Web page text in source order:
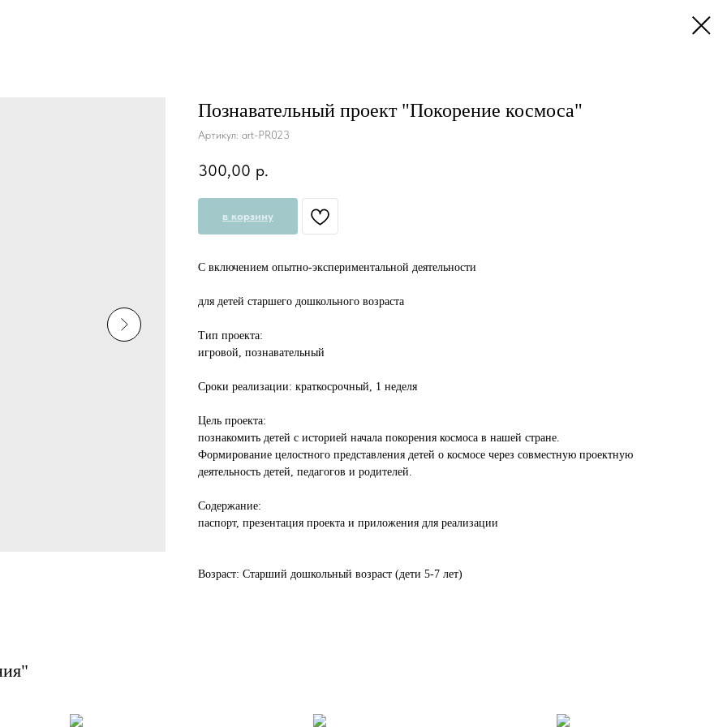
Познавательный проект "Покорение космоса"
Артикул: art-PR023
300,00 р.
в корзину
С включением опытно-экспериментальной деятельности
для детей старшего дошкольного возраста
Тип проекта:
игровой, познавательный
Сроки реализации: краткосрочный, 1 неделя
Цель проекта:
познакомить детей с историей начала покорения космоса в нашей стране.
Формирование целостного представления детей о космосе через совместную проектную
деятельность детей, педагогов и родителей.
Содержание:
паспорт, презентация проекта и приложения для реализации
Возраст: Старший дошкольный возраст (дети 5-7 лет)